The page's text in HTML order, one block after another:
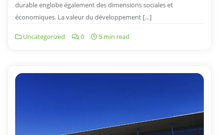
durable englobe également des dimensions sociales et
économiques. La valeur du développement […]
Uncategorized 0 5 min read